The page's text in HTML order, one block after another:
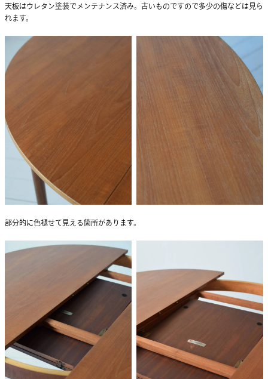
天板はウレタン塗装でメンテナンス済み。古いものですので多少の傷などは見ら
れます。
部分的に色褪せて見える箇所があります。